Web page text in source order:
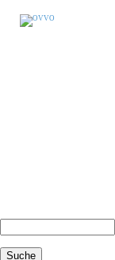
Suchformular